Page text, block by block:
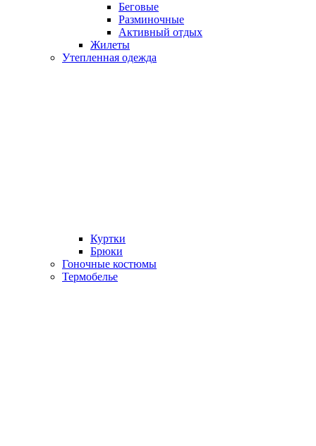
Беговые
Разминочные
Активный отдых
Жилеты
Утепленная одежда
Куртки
Брюки
Гоночные костюмы
Термобелье